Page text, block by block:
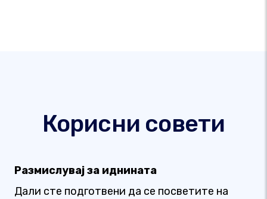
Корисни совети
Размислувај за иднината
Дали сте подготвени да се посветите на